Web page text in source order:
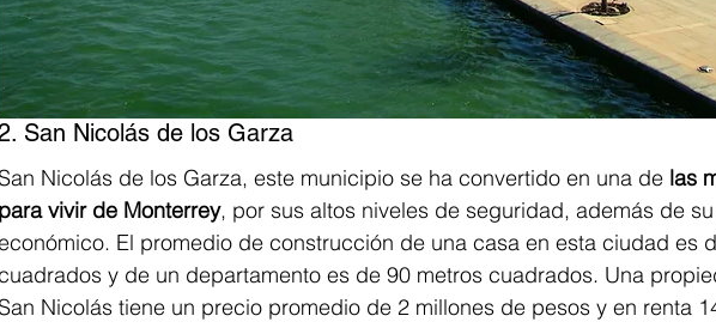
San Nicolás de los Garza
Nicolás de los Garza, este municipio se ha convertido en una de las
para vivir de Monterrey, por sus altos niveles de seguridad, además de
El promedio de construcción de una casa en esta ciudad es
y de un departamento es de 90 metros cuadrados. Una
Nicolás tiene un precio promedio de 2 millones de pesos y en renta